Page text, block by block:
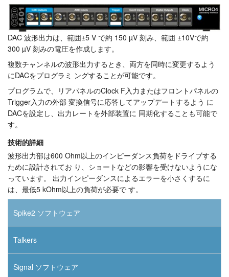
DAC 波形出力は、範囲±5 V で約 150 µV 刻み、範囲 ±10Vで約
300 µV 刻みの電圧を作成します。
複数チャンネルの波形出力するとき、両方を同時に変更するよう
にDACをプログラミ ングすることが可能です。
プログラムで、リアパネルのClock F入力またはフロントパネルの
Trigger入力の外部 変換信号に応答してアップデートするよう に
DACを設定し、出力レートを外部装置に 同期化することも可能で
す。
技術的詳細
波形出力部は600 Ohm以上のインピーダンス負荷をドライブする
ために設計されてお り、ショートなどの影響を受けないようにな
っています。 出力インピーダンスによるエラーを小さくするに
は、最低5 kOhm以上の負荷が必要で す。
Spike2 ソフトウェア
Talkers
Signal ソフトウェア